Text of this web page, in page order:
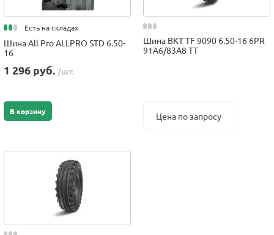
Есть на складах
Шина All Pro ALLPRO STD 6.50-
16
1 296 руб. /шт.
В корзину
Шина BKT TF 9090 6.50-16 6PR
91A6/83A8 TT
Цена по запросу